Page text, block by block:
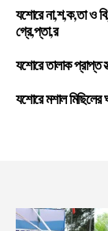
যশোরে না,শ,ক,তা ও
গ্রে,প্তা,র
যশোরে তালাক প্রাপ্ত
যশোরে মশাল